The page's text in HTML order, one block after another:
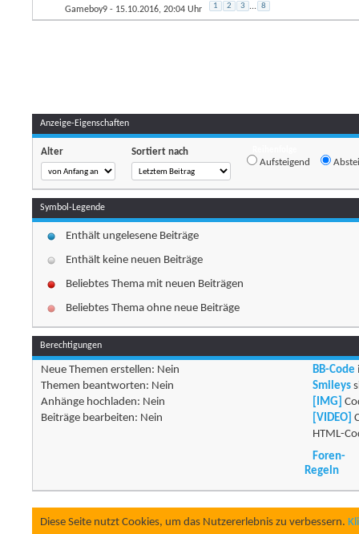
Gameboy9 - 15.10.2016, 20:04 Uhr 1 2 3 ... 8
Anzeige-Eigenschaften
Alter Sortiert nach
Aufsteigend
Symbol-Legende
Enthält ungelesene Beiträge
Enthält keine neuen Beiträge
Beliebtes Thema mit neuen Beiträgen
Beliebtes Thema ohne neue Beiträge
Berechtigungen
Neue Themen erstellen: Nein
Themen beantworten: Nein
Anhänge hochladen: Nein
Beiträge bearbeiten: Nein
BB-Code
Smileys
[IMG]
[VIDEO]
HTML-
Foren-
Regeln
Diese Seite nutzt Cookies, um das Nutzererlebnis zu verbessern.